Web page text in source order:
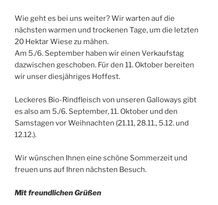
Wie geht es bei uns weiter? Wir warten auf die
nächsten warmen und trockenen Tage, um die letzten
20 Hektar Wiese zu mähen.
Am 5./6. September haben wir einen Verkaufstag
dazwischen geschoben. Für den 11. Oktober bereiten
wir unser diesjähriges Hoffest.
Leckeres Bio-Rindfleisch von unseren Galloways gibt
es also am 5./6. September, 11. Oktober und den
Samstagen vor Weihnachten (21.11, 28.11., 5.12. und
12.12.).
Wir wünschen Ihnen eine schöne Sommerzeit und
freuen uns auf Ihren nächsten Besuch.
Mit freundlichen Grüßen